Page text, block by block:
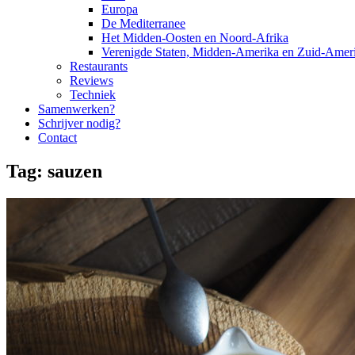
Europa
De Mediterranee
Het Midden-Oosten en Noord-Afrika
Verenigde Staten, Midden-Amerika en Zuid-
Restaurants
Reviews
Techniek
Samenwerken?
Schrijver nodig?
Contact
Tag: sauzen